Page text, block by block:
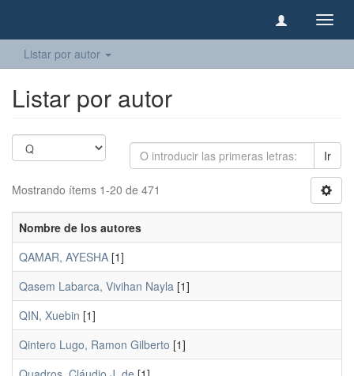
Listar por autor
Listar por autor
Ir
Mostrando ítems 1-20 de 471
Nombre de los autores
QAMAR, AYESHA [1]
Qasem Labarca, Vivihan Nayla [1]
QIN, Xuebin [1]
Qintero Lugo, Ramon Gilberto [1]